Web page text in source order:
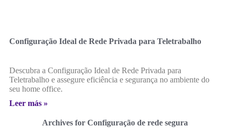
Configuração Ideal de Rede Privada para Teletrabalho
Descubra a Configuração Ideal de Rede Privada para
Teletrabalho e assegure eficiência e segurança no ambiente do
seu home office.
Leer más »
Archives for Configuração de rede segura